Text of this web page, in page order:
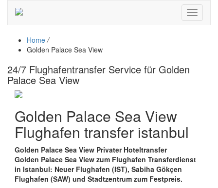
Toggle
Home /
Golden Palace Sea View
24/7 Flughafentransfer Service für Golden
Palace Sea View
Golden Palace Sea View
Flughafen transfer istanbul
Golden Palace Sea View Privater Hoteltransfer
Golden Palace Sea View zum Flughafen Transferdienst
in Istanbul: Neuer Flughafen (IST), Sabiha Gökçen
Flughafen (SAW) und Stadtzentrum zum Festpreis.